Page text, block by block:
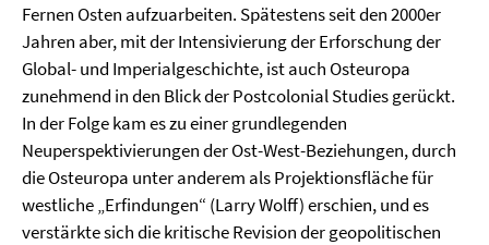
Fernen Osten aufzuarbeiten. Spätestens seit den 2000er
Jahren aber, mit der Intensivierung der Erforschung der
Global- und Imperialgeschichte, ist auch Osteuropa
zunehmend in den Blick der Postcolonial Studies gerückt.
In der Folge kam es zu einer grundlegenden
Neuperspektivierungen der Ost-West-Beziehungen, durch
die Osteuropa unter anderem als Projektionsfläche für
westliche „Erfindungen“ (Larry Wolff) erschien, und es
verstärkte sich die kritische Revision der geopolitischen